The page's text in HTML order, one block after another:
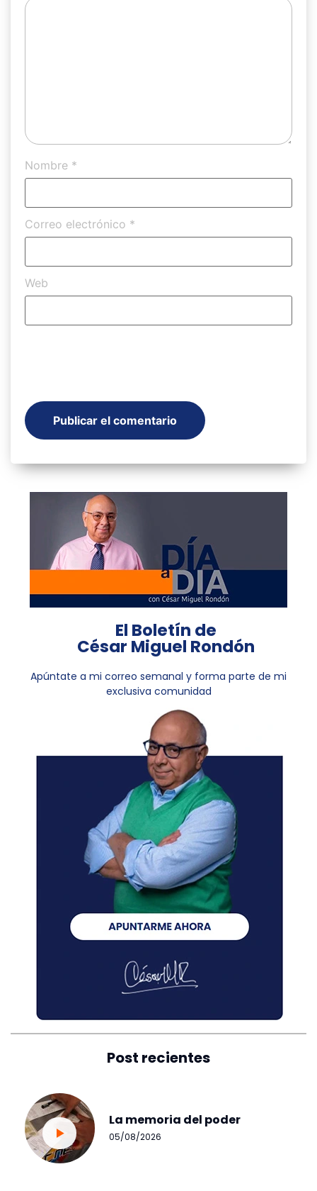
Nombre *
Correo electrónico *
Web
El Boletín de
César Miguel Rondón
Apúntate a mi correo semanal y forma parte de mi
exclusiva comunidad
Post recientes
La memoria del poder
05/08/2026